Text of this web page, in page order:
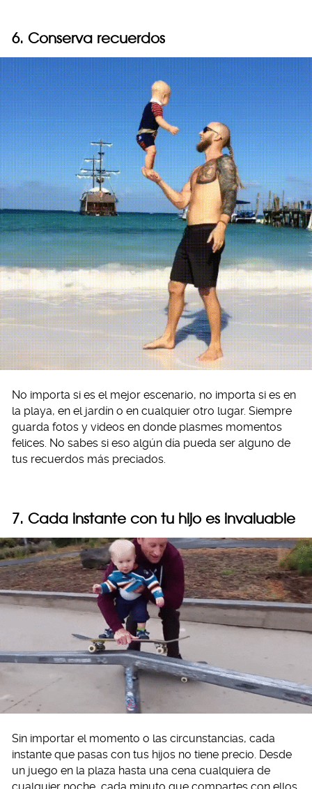
6. Conserva recuerdos
No importa si es el mejor escenario, no importa si es en
la playa, en el jardín o en cualquier otro lugar. Siempre
guarda fotos y videos en donde plasmes momentos
felices. No sabes si eso algún día pueda ser alguno de
tus recuerdos más preciados.
7. Cada instante con tu hijo es invaluable
Sin importar el momento o las circunstancias, cada
instante que pasas con tus hijos no tiene precio. Desde
un juego en la plaza hasta una cena cualquiera de